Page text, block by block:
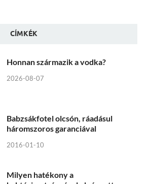
CÍMKÉK
Honnan származik a vodka?
2026-08-07
Babzsákfotel olcsón, ráadásul
háromszoros garanciával
2016-01-10
Milyen hatékony a